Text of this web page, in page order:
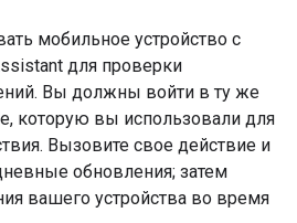
мобильное устройство с
для проверки
Вы должны войти в ту же
которую вы использовали для
Вызовите свое действие и
обновления; затем
вашего устройства во время